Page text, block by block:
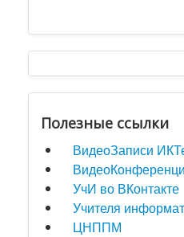
Полезные ссылки
ВидеоЗаписи
УчИ во ВКонтакте
Учителя
ЦНППМ